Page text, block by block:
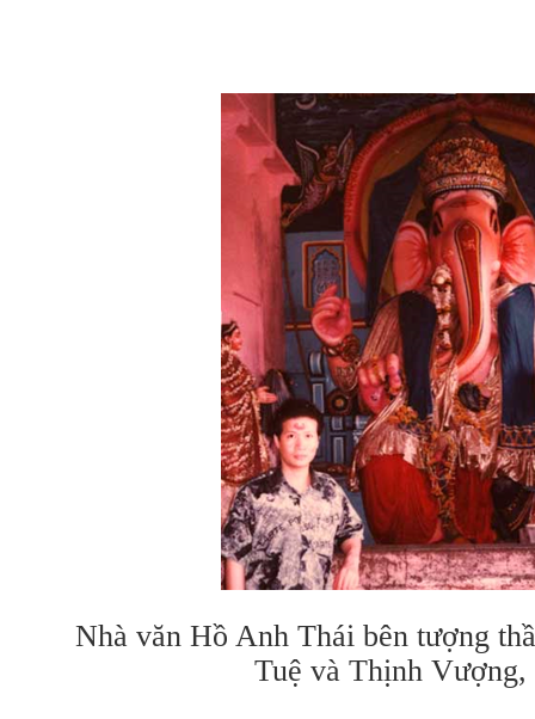
Nhà văn Hồ Anh Thái bên tượng
Tuệ và Thịnh Vượng,